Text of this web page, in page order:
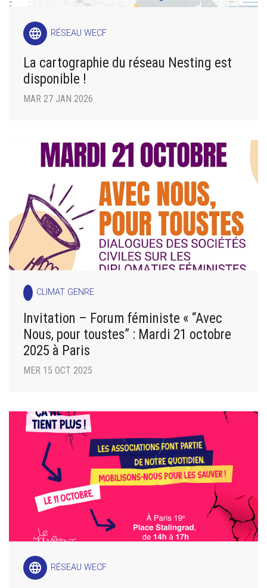
language RÉSEAU WECF
La cartographie du réseau Nesting est
disponible !
MAR 27 JAN 2026
CLIMAT GENRE
Invitation – Forum féministe « “Avec
Nous, pour toustes” : Mardi 21 octobre
2025 à Paris
MER 15 OCT 2025
language RÉSEAU WECF